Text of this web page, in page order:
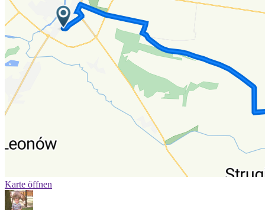
Karte öffnen